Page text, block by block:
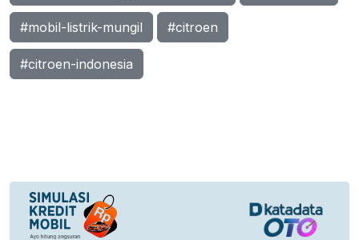
#mobil-listrik-mungil #citroen
#citroen-indonesia